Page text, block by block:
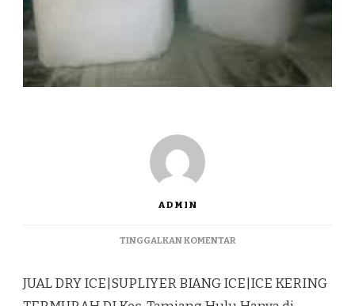
ADMIN
TINGGALKAN KOMENTARPADA
ICE|SUPLIYER
BIANG
JUAL DRY ICE|SUPLIYER BIANG ICE|ICE KERING